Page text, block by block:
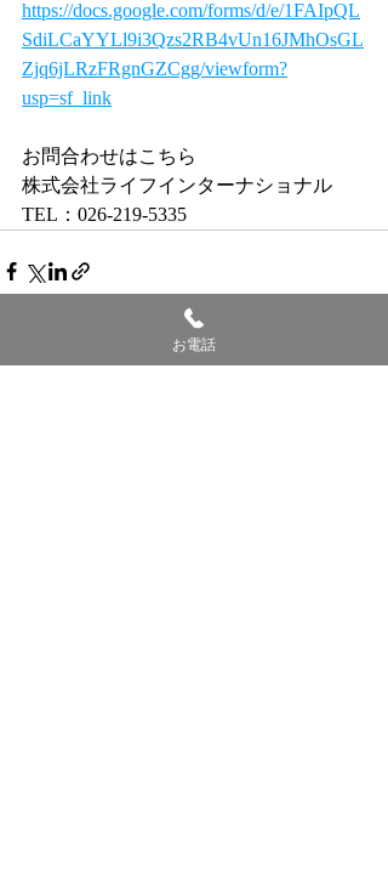
https://docs.google.com/forms/d/e/1FAIpQL
SdiLCaYYLl9i3Qzs2RB4vUn16JMhOsGL
Zjq6jLRzFRgnGZCgg/viewform?
usp=sf_link
お問合わせはこちら
株式会社ライフインターナショナル
TEL：026-219‐5335
最新記事
お電話